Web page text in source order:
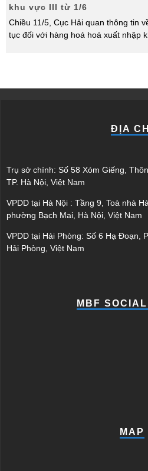
khu vực III từ 1/6
Chiều 11/5, Cục Hải quan thông tin
tục đối với hàng hoá hoá xuất nhập
ĐỊA CHỈ
Trụ sở chính: Số 58 Xóm Giếng,
TP. Hà Nội, Việt Nam
VPDD tại Hà Nội : Tầng 9, Toà nhà
phường Bạch Mai, Hà Nội, Việt Nam
VPDD tại Hải Phòng: Số 6 Hạ Đoạn,
Hải Phòng, Việt Nam
MBF
MAP